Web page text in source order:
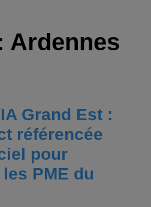
Ardennes
Grand Est :
référencée
pour
PME du